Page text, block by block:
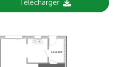
Télécharger